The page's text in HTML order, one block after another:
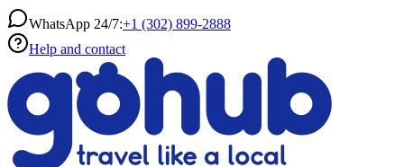
WhatsApp 24/7:+1 (302) 899-2888
Help and contact